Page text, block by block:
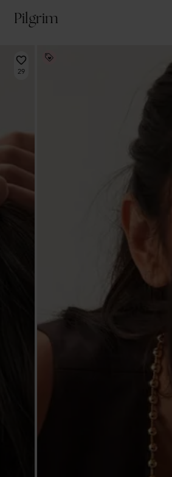
Pilgrim
29